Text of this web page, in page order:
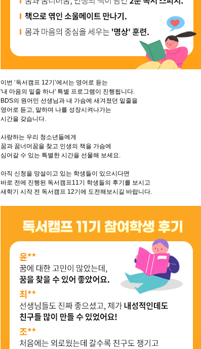
이번 ‘독서캠프 12기’에서는 영어로 듣는
'내 마음의 밑줄 하나' 특별 프로그램이 진행됩니다.
BDS의 원어민 선생님과 내 가슴에 새겨졌던 밑줄을
영어로 듣고, 말하며 나를 성장시켜나가는
시간을 갖습니다.
사랑하는 우리 청소년들에게
꿈과 꿈너머꿈을 찾고 인생의 책을 가슴에
심어갈 수 있는 특별한 시간을 선물해 보세요.
아직 신청을 망설이고 있는 학생들이 있으시다면
바로 전에 진행된 독서캠프11기 학생들의 후기를 보시고
새학기 시작 전 독서캠프 12기에 도전해보시길 바랍니다.